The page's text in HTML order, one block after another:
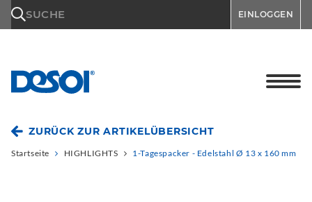
SUCHE EINLOGGEN
ZURÜCK ZUR ARTIKELÜBERSICHT
Startseite HIGHLIGHTS 1-Tagespacker - Edelstahl Ø 13 x 160 mm